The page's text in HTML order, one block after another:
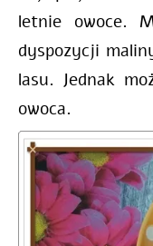
letnie owoce.
dyspozycji
lasu. Jednak
owoca.